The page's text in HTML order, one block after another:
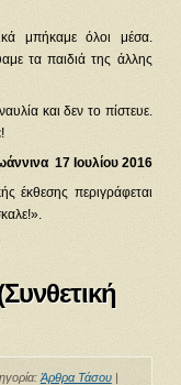
μπήκαμε όλοι μέσα.
τα παιδιά της άλλης
και δεν το πίστευε.
17 Ιουλίου 2016
έκθεσης περιγράφεται
Άρθρα Τάσου|